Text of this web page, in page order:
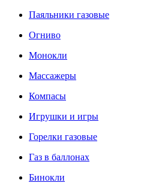
Паяльники газовые
Огниво
Монокли
Массажеры
Компасы
Игрушки и игры
Горелки газовые
Газ в баллонах
Бинокли